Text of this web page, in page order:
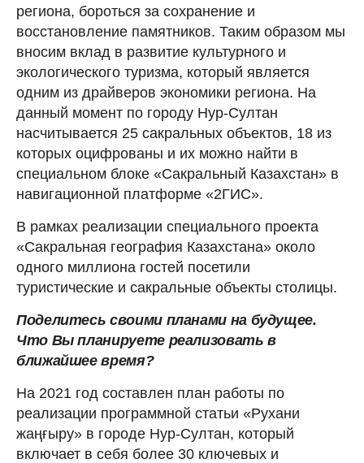
региона, бороться за сохранение и
восстановление памятников. Таким образом мы
вносим вклад в развитие культурного и
экологического туризма, который является
одним из драйверов экономики региона. На
данный момент по городу Нур-Султан
насчитывается 25 сакральных объектов, 18 из
которых оцифрованы и их можно найти в
специальном блоке «Сакральный Казахстан» в
навигационной платформе «2ГИС».
В рамках реализации специального проекта
«Сакральная география Казахстана» около
одного миллиона гостей посетили
туристические и сакральные объекты столицы.
Поделитесь своими планами на будущее.
Что Вы планируете реализовать в
ближайшее время?
На 2021 год составлен план работы по
реализации программной статьи «Рухани
жаңғыру» в городе Нур-Султан, который
включает в себя более 30 ключевых и